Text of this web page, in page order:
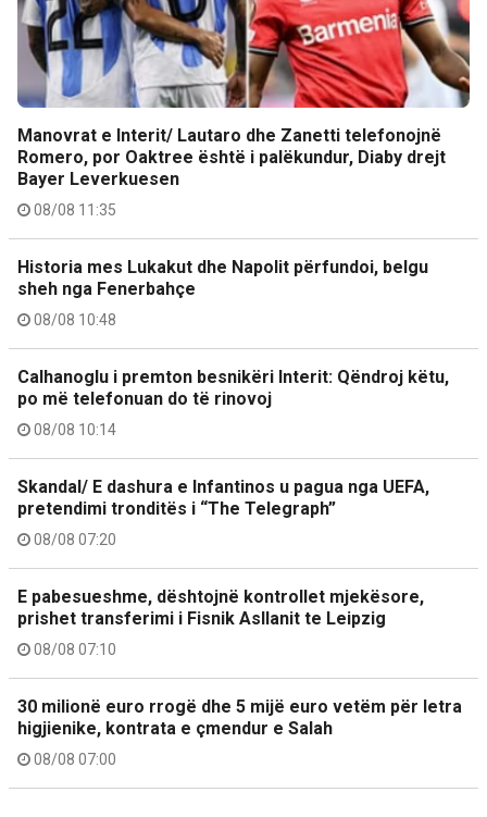
Manovrat e Interit/ Lautaro dhe Zanetti telefonojnë
Romero, por Oaktree është i palëkundur, Diaby drejt
Bayer Leverkuesen
08/08 11:35
Historia mes Lukakut dhe Napolit përfundoi, belgu
sheh nga Fenerbahçe
08/08 10:48
Calhanoglu i premton besnikëri Interit: Qëndroj këtu,
po më telefonuan do të rinovoj
08/08 10:14
Skandal/ E dashura e Infantinos u pagua nga UEFA,
pretendimi tronditës i “The Telegraph”
08/08 07:20
E pabesueshme, dështojnë kontrollet mjekësore,
prishet transferimi i Fisnik Asllanit te Leipzig
08/08 07:10
30 milionë euro rrogë dhe 5 mijë euro vetëm për letra
higjienike, kontrata e çmendur e Salah
08/08 07:00